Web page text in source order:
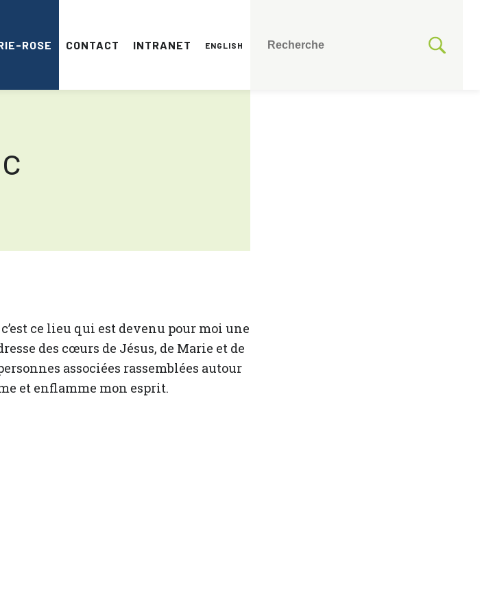
ROSE CONTACT INTRANET ENGLISH
ce lieu qui est devenu pour moi une
des cœurs de Jésus, de Marie et de
associées rassemblées autour
et enflamme mon esprit.